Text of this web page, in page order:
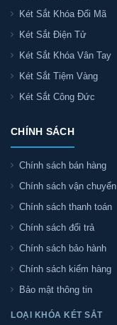
Két Sắt Khóa Đổi Mã
Két Sắt Điện Tử
Két Sắt Khóa Vân Tay
Két Sắt Tiệm Vàng
Két Sắt Công Đức
CHÍNH SÁCH
Chính sách bán hàng
Chính sách vận chuyển
Chính sách thanh toán
Chính sách đổi trả
Chính sách bảo hành
Chính sách kiểm hàng
Bảo mật thông tin
LOẠI KHÓA KÉT SẮT